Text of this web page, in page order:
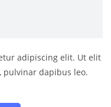
adipiscing elit. Ut elit
pulvinar dapibus leo.